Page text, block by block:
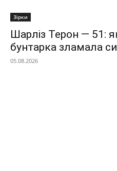
Зірки
Шарліз Терон — 51:
бунтарка зламала
05.08.2026